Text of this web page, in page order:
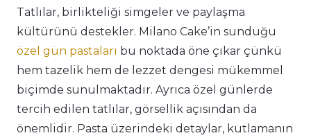
Tatlılar, birlikteliği simgeler ve paylaşma
kültürünü destekler. Milano Cake’in sunduğu
özel gün pastaları bu noktada öne çıkar çünkü
hem tazelik hem de lezzet dengesi mükemmel
biçimde sunulmaktadır. Ayrıca özel günlerde
tercih edilen tatlılar, görsellik açısından da
önemlidir. Pasta üzerindeki detaylar, kutlamanın